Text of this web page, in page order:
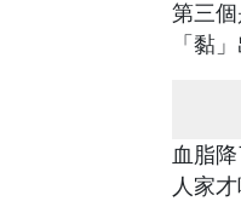
第三
「黏
血脂
人家